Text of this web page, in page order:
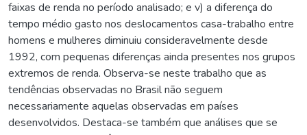
faixas de renda no período analisado; e v) a diferença do
tempo médio gasto nos deslocamentos casa-trabalho entre
homens e mulheres diminuiu consideravelmente desde
1992, com pequenas diferenças ainda presentes nos grupos
extremos de renda. Observa-se neste trabalho que as
tendências observadas no Brasil não seguem
necessariamente aquelas observadas em países
desenvolvidos. Destaca-se também que análises que se